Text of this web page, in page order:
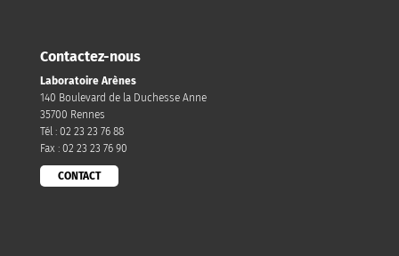
Contactez-nous
Laboratoire Arènes
140 Boulevard de la Duchesse Anne
35700 Rennes
Tél : 02 23 23 76 88
Fax : 02 23 23 76 90
CONTACT